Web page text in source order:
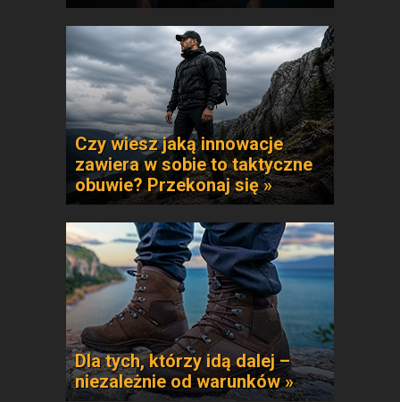
Czy wiesz jaką innowacje
zawiera w sobie to taktyczne
obuwie? Przekonaj się »
Dla tych, którzy idą dalej –
niezależnie od warunków »